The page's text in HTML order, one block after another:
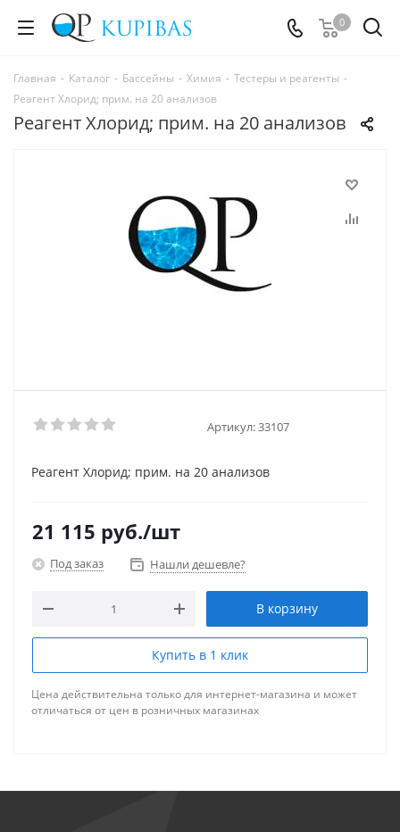
0
Главная - Каталог - Бассейны - Химия - Тестеры и реагенты -
Реагент Хлорид; прим. на 20 анализов
Реагент Хлорид; прим. на 20 анализов
Артикул:33107
Реагент Хлорид; прим. на 20 анализов
21 115 руб./шт
Под заказ Нашли дешевле?
В корзину
Купить в 1 клик
Цена действительна только для интернет-магазина и может
отличаться от цен в розничных магазинах